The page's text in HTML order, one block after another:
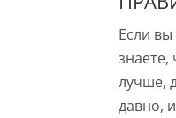
Если
лучше,
давно,